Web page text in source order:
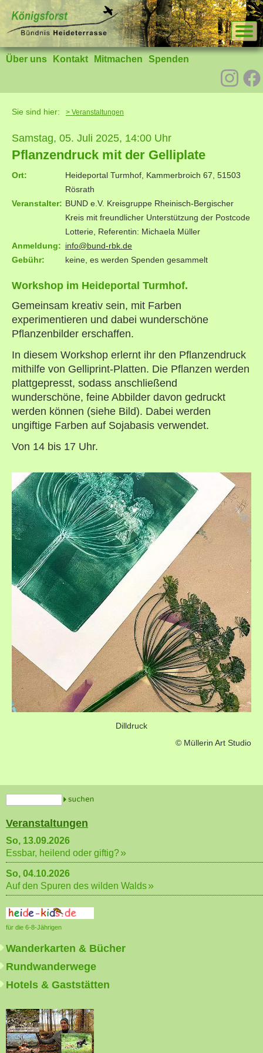
Über uns Kontakt Mitmachen Spenden
Sie sind hier: > Veranstaltungen
Samstag, 05. Juli 2025, 14:00 Uhr
Pflanzendruck mit der Gelliplate
Ort:
Heideportal Turmhof, Kammerbroich 67, 51503
Rösrath
Veranstalter: BUND e.V. Kreisgruppe Rheinisch-Bergischer
Kreis mit freundlicher Unterstützung der Postcode
Lotterie, Referentin: Michaela Müller
Anmeldung: info@bund-rbk.de
Gebühr:
keine, es werden Spenden gesammelt
Workshop im Heideportal Turmhof.
Gemeinsam kreativ sein, mit Farben
experimentieren und dabei wunderschöne
Pflanzenbilder erschaffen.
In diesem Workshop erlernt ihr den Pflanzendruck
mithilfe von Gelliprint-Platten. Die Pflanzen werden
plattgepresst, sodass anschließend
wunderschöne, feine Abbilder davon gedruckt
werden können (siehe Bild). Dabei werden
ungiftige Farben auf Sojabasis verwendet.
Von 14 bis 17 Uhr.
Dilldruck
© Müllerin Art Studio
Veranstaltungen
So, 13.09.2026
Essbar, heilend oder giftig?
So, 04.10.2026
Auf den Spuren des wilden Walds
für die 6-8-Jährigen
Wanderkarten & Bücher
Rundwanderwege
Hotels & Gaststätten